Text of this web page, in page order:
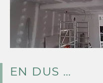
EN DUS …